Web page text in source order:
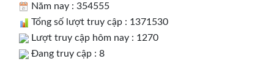
Năm nay : 354555
Tổng số lượt truy cập : 1371530
Lượt truy cập hôm nay : 1270
Đang truy cập : 8